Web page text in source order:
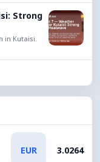
Strong
in Kutaisi.
EUR 3.0264